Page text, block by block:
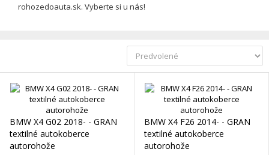
rohozedoauta.sk. Vyberte si u nás!
BMW X4 G02 2018- - GRAN
textilné autokoberce
autorohože
BMW X4 F26 2014- - GRAN
textilné autokoberce
autorohože